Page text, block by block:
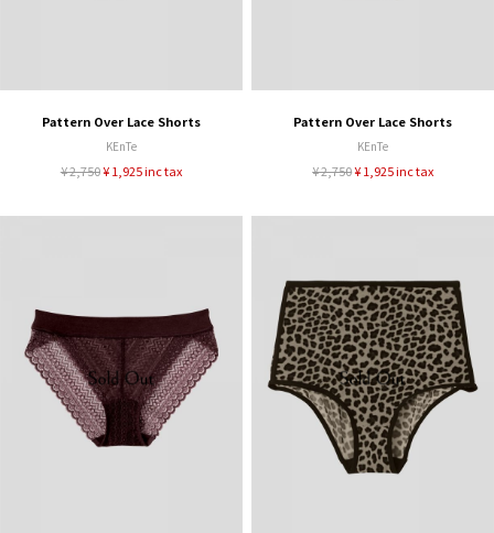
Pattern Over Lace Shorts
KEnTe
¥ 2,750¥ 1,925 inc tax
Pattern Over Lace Shorts
KEnTe
¥ 2,750¥ 1,925 inc tax